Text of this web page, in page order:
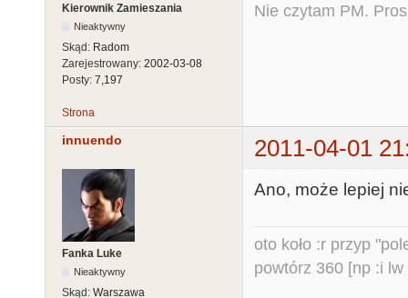
Kierownik Zamieszania
Nieaktywny
Skąd: Radom
Zarejestrowany: 2002-03-08
Posty: 7,197
Nie czytam PM.
Strona
innuendo 2011-04-01
Fanka Luke
Nieaktywny
Skąd: Warszawa
Ano, może lepiej
oto koło :r przyp
powtórz 360 [np :i lw